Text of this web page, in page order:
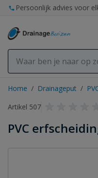
Ga naar de inhoud
Persoonlijk advies voor
Home / Drainageput /
Artikel 507
PVC